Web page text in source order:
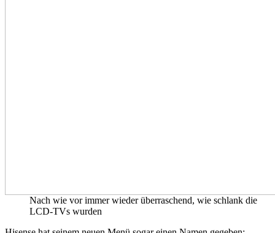
Nach wie vor immer wieder überraschend, wie schlank die
LCD-TVs wurden